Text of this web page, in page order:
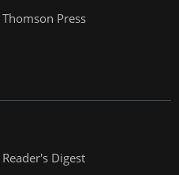
Thomson Press
Reader's Digest